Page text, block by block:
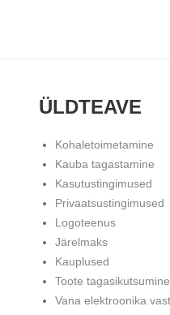
ÜLDTEAVE
Kohaletoimetamine
Kauba tagastamine
Kasutustingimused
Privaatsustingimused
Logoteenus
Järelmaks
Kauplused
Toote tagasikutsumine
Vana elektroonika